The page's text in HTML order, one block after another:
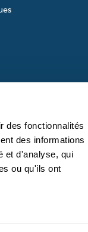
des fonctionnalités
des informations
et d'analyse, qui
ou qu'ils ont
DE SCIENCE.LU
DE SCIENCE.LU